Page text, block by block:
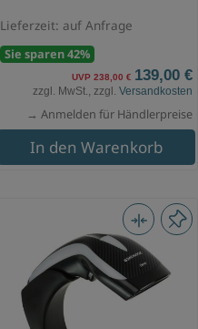
Lieferzeit: auf Anfrage
Sie sparen 42%
UVP 238,00 € 139,00 €
zzgl. MwSt., zzgl. Versandkosten
→ Anmelden für Händlerpreise
In den Warenkorb